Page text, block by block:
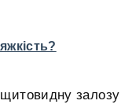
залозу